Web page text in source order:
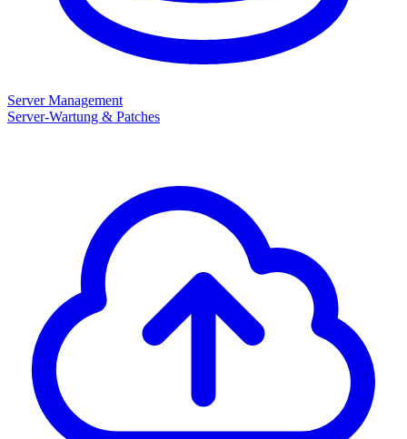
Server Management
Server-Wartung & Patches